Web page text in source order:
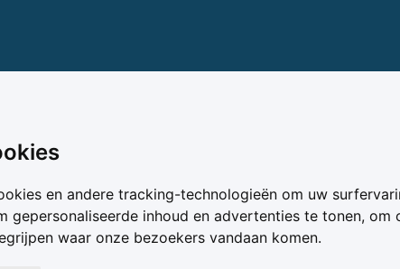
en andere tracking-technologieën om uw
gepersonaliseerde inhoud en advertenties te tonen, om
waar onze bezoekers vandaan komen.
Bedrijfsabonnementen
Mijn Boerenbusiness
Werken bij Boerenbusiness